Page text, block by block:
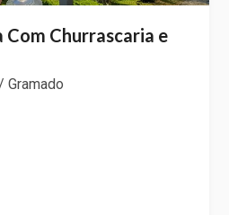
Com Churrascaria e